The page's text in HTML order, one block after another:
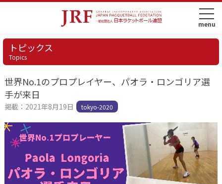
トピックス
Topics
世界No.1のプロプレイヤー、パオラ・ロンゴリア選
手が来日
掲載：2021年8月19日 tokyo-2020